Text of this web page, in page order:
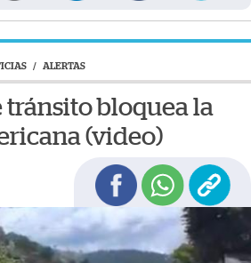
/ ALERTAS
tránsito bloquea la
(video)